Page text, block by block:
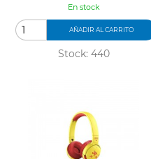
En stock
AÑADIR AL CARRITO
Stock: 440